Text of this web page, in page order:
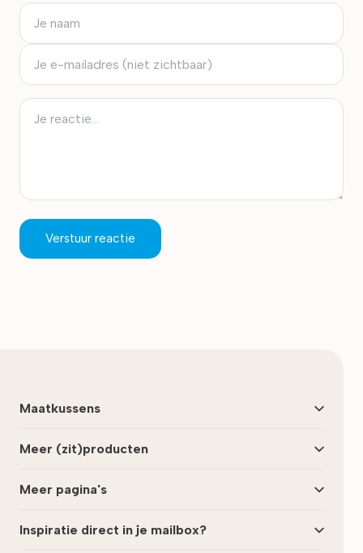
Verstuur reactie
Maatkussens
Meer (zit)producten
Meer pagina's
Inspiratie direct in je mailbox?